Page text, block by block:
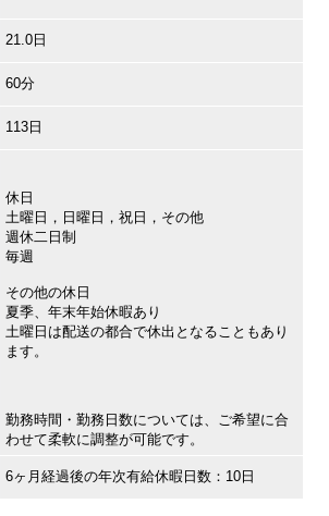
21.0日
60分
113日
休日
土曜日，日曜日，祝日，その他
週休二日制
毎週
その他の休日
夏季、年末年始休暇あり
土曜日は配送の都合で休出となることもあり
ます。
勤務時間・勤務日数については、ご希望に合
わせて柔軟に調整が可能です。
6ヶ月経過後の年次有給休暇日数：10日